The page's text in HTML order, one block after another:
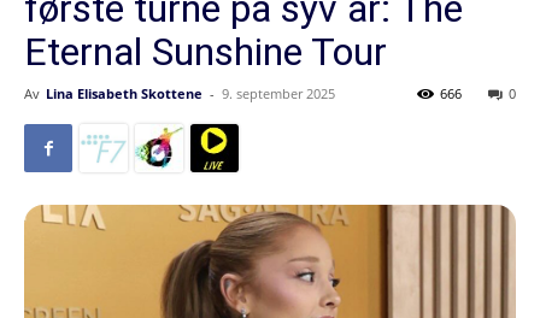
Eternal Sunshine Tour
Av Lina Elisabeth Skottene - 9. september 2025 0
666